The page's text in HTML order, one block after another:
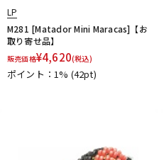
LP
M281 [Matador Mini Maracas]【お
取り寄せ品】
販売価格¥4,620(税込)
ポイント：1% (42pt)